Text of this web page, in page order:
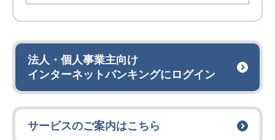
法人・個人事業主向け
インターネットバンキングにログイン
サービスのご案内はこちら